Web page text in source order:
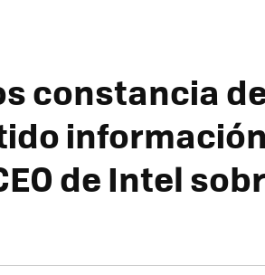
constancia
de Intel